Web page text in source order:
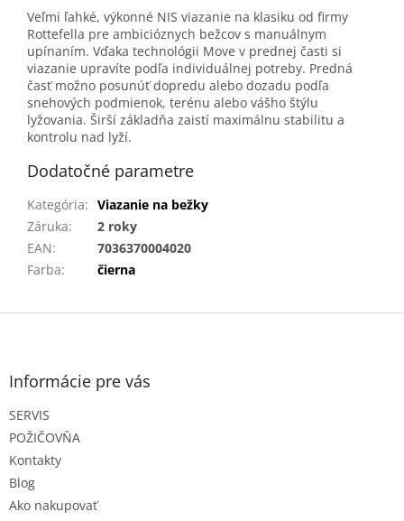
Veľmi ľahké, výkonné NIS viazanie na klasiku od firmy
Rottefella pre ambicióznych bežcov s manuálnym
upínaním. Vďaka technológii Move v prednej časti si
viazanie upravíte podľa individuálnej potreby. Predná
časť možno posunúť dopredu alebo dozadu podľa
snehových podmienok, terénu alebo vášho štýlu
lyžovania. Širší základňa zaistí maximálnu stabilitu a
kontrolu nad lyží.
Dodatočné parametre
Kategória: Viazanie na bežky
Záruka:
2 roky
EAN:
7036370004020
Farba: čierna
Z
Informácie pre vás
SERVIS
POŽIČOVŇA
Kontakty
Blog
Ako nakupovať